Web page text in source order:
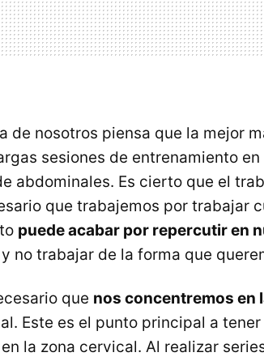
de nosotros piensa que la mejor
sesiones de entrenamiento
abdominales. Es cierto que el
que trabajemos por trabajar
puede acabar por repercutir en
no trabajar de la forma que
que nos concentremos en
Este es el punto principal a
la zona cervical. Al realizar